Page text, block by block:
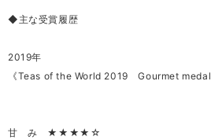
◆主な受賞履歴
2019年
《Teas of the World 2019 Gourmet medal
甘 み ★★★★☆